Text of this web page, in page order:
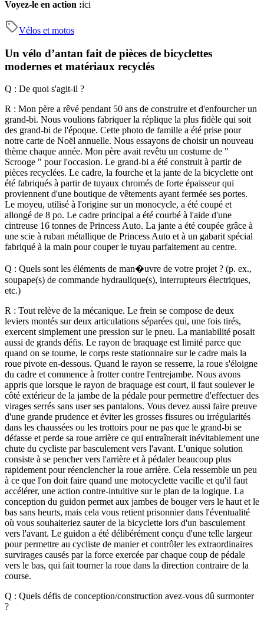
Voyez-le en action :ici
Vélos et motos
Un vélo d’antan fait de pièces de bicyclettes
modernes et matériaux recyclés
Q : De quoi s'agit-il ?
R : Mon père a rêvé pendant 50 ans de construire et d'enfourcher un
grand-bi. Nous voulions fabriquer la réplique la plus fidèle qui soit
des grand-bi de l'époque. Cette photo de famille a été prise pour
notre carte de Noël annuelle. Nous essayons de choisir un nouveau
thème chaque année. Mon père avait revêtu un costume de "
Scrooge " pour l'occasion. Le grand-bi a été construit à partir de
pièces recyclées. Le cadre, la fourche et la jante de la bicyclette ont
été fabriqués à partir de tuyaux chromés de forte épaisseur qui
proviennent d'une boutique de vêtements ayant fermée ses portes.
Le moyeu, utilisé à l'origine sur un monocycle, a été coupé et
allongé de 8 po. Le cadre principal a été courbé à l'aide d'une
cintreuse 16 tonnes de Princess Auto. La jante a été coupée grâce à
une scie à ruban métallique de Princess Auto et à un gabarit spécial
fabriqué à la main pour couper le tuyau parfaitement au centre.
Q : Quels sont les éléments de man�uvre de votre projet ? (p. ex.,
soupape(s) de commande hydraulique(s), interrupteurs électriques,
etc.)
R : Tout relève de la mécanique. Le frein se compose de deux
leviers montés sur deux articulations séparées qui, une fois tirés,
exercent simplement une pression sur le pneu. La maniabilité posait
aussi de grands défis. Le rayon de braquage est limité parce que
quand on se tourne, le corps reste stationnaire sur le cadre mais la
roue pivote en-dessous. Quand le rayon se resserre, la roue s'éloigne
du cadre et commence à frotter contre l'entrejambe. Nous avons
appris que lorsque le rayon de braquage est court, il faut soulever le
côté extérieur de la jambe de la pédale pour permettre d'effectuer des
virages serrés sans user ses pantalons. Vous devez aussi faire preuve
d'une grande prudence et éviter les grosses fissures ou irrégularités
dans les chaussées ou les trottoirs pour ne pas que le grand-bi se
défasse et perde sa roue arrière ce qui entraînerait inévitablement une
chute du cycliste par basculement vers l'avant. L'unique solution
consiste à se pencher vers l'arrière et à pédaler beaucoup plus
rapidement pour réenclencher la roue arrière. Cela ressemble un peu
à ce que l'on doit faire quand une motocyclette vacille et qu'il faut
accélérer, une action contre-intuitive sur le plan de la logique. La
conception du guidon permet aux jambes de bouger vers le haut et le
bas sans heurts, mais cela vous retient prisonnier dans l'éventualité
où vous souhaiteriez sauter de la bicyclette lors d'un basculement
vers l'avant. Le guidon a été délibérément conçu d'une telle largeur
pour permettre au cycliste de manier et contrôler les extraordinaires
survirages causés par la force exercée par chaque coup de pédale
vers le bas, qui fait tourner la roue dans la direction contraire de la
course.
Q : Quels défis de conception/construction avez-vous dû surmonter
?